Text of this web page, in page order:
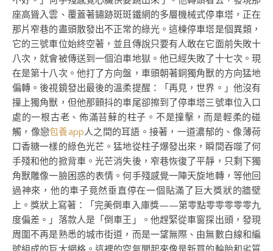
座高聳入雲、覆蓋著鏽跡斑斑鐵網的多層機械式停車塔，正在
那片窄巷的盡頭散發出不正常的綠光。這棟停車塔是個異類，
它的三號車位始終空著，並且傳說只要有人敢在它面前失敗十
八次，就會被傳送到一個泊車地獄。他已經失敗了十七次。現
在是第十八次。他打了方向盤，車頭朝著銅獨角獸的方向猛地
偏轉。後視鏡發出最後的溫柔提醒：「再見，世界。」他沒有
撞上獨角獸，但他那顫抖的車尾卻擦到了停車塔三號車位入口
處的一根古老、佈滿苔蘚的柱子。不是撞擊，而是輕柔的碰
觸，像戀包養app人之間的耳語。接著，一道濃郁的、像薄荷
口香糖一樣的綠色光芒。猛地從柱子爆發出來，瞬間吞噬了何
手殘和他的掀背車。光芒消失後，窄巷恢復了平靜，只剩下獨
角獸雕像一臉困惑的表情。何手殘感覺一陣天旋地轉，等他回
過神來，他的車子竟然垂直停在一個貼滿了巨大獎狀的牆壁
上。獎狀上寫著：「完美倒車入庫獎——第零點零零零零零九
度偏差。」落款人是「倒車王」。他趕緊從車窗探出頭，發現
周圍不再是熟悉的城市街道，而是一望無際、由無數白線和編
號組成的巨大網格。這裡的空氣聞起來像是新買的輪胎和劣質